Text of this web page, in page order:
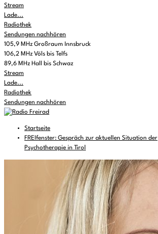
Stream
Lade...
Radiothek
Sendungen nachhören
105,9 MHz Großraum Innsbruck
106,2 MHz Völs bis Telfs
89,6 MHz Hall bis Schwaz
Stream
Lade...
Radiothek
Sendungen nachhören
Startseite
FREIfenster: Gespräch zur aktuellen Situation der
Psychotherapie in Tirol